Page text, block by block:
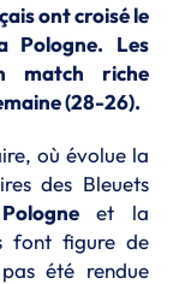
ont croisé le
Les
match riche
(28-26).
où évolue la
des Bleuets
Pologneet la
font figure de
été rendue